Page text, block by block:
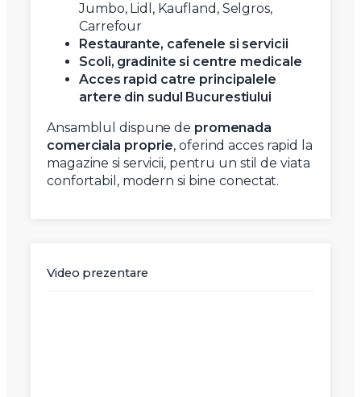
Jumbo, Lidl, Kaufland, Selgros,
Carrefour
Restaurante, cafenele si servicii
Scoli, gradinite si centre medicale
Acces rapid catre principalele
artere din sudul Bucurestiului
Ansamblul dispune de promenada
comerciala proprie, oferind acces rapid la
magazine si servicii, pentru un stil de viata
confortabil, modern si bine conectat.
Video prezentare